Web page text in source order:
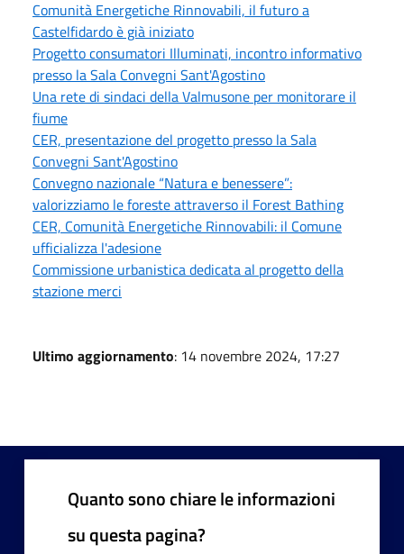
Comunità Energetiche Rinnovabili, il futuro a
Castelfidardo è già iniziato
Progetto consumatori Illuminati, incontro informativo
presso la Sala Convegni Sant'Agostino
Una rete di sindaci della Valmusone per monitorare il
fiume
CER, presentazione del progetto presso la Sala
Convegni Sant'Agostino
Convegno nazionale “Natura e benessere”:
valorizziamo le foreste attraverso il Forest Bathing
CER, Comunità Energetiche Rinnovabili: il Comune
ufficializza l'adesione
Commissione urbanistica dedicata al progetto della
stazione merci
Ultimo aggiornamento: 14 novembre 2024, 17:27
Quanto sono chiare le informazioni
su questa pagina?